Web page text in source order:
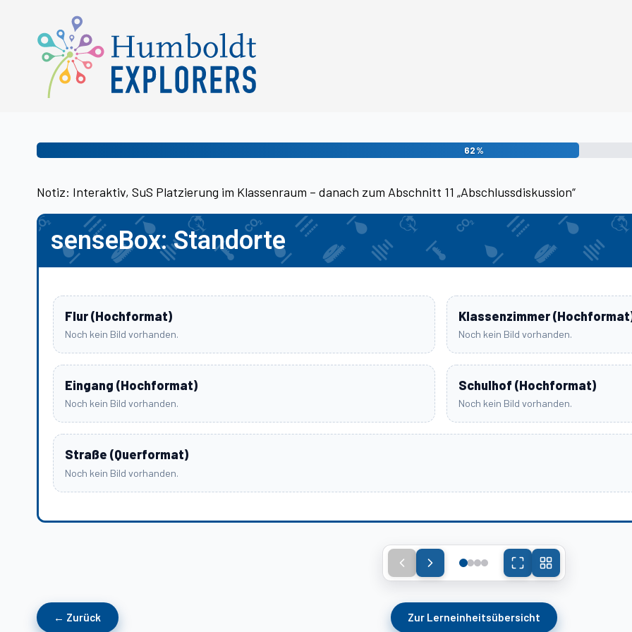
62%
Notiz: Interaktiv, SuS Platzierung im Klassenraum – danach zum Abschnitt 11 „Abschlussdiskussion“
senseBox: Standorte
Flur (Hochformat)
Noch kein Bild vorhanden.
Klassenzimmer
Noch kein Bild vorhanden.
Eingang (Hochformat)
Noch kein Bild vorhanden.
Schulhof (Hochformat)
Noch kein Bild vorhanden.
Straße (Querformat)
Noch kein Bild vorhanden.
1. Frage
An welchem Ort wurde die höchste
← Zurück Zur Lerneinheitsübersicht